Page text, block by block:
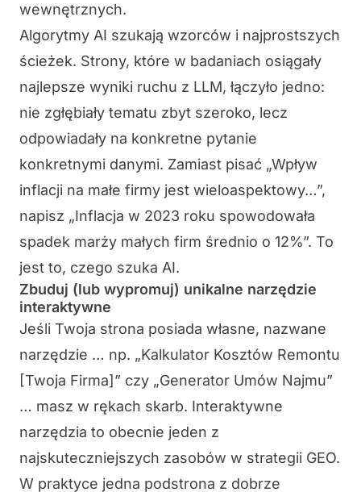
wewnętrznych.
Algorytmy AI szukają wzorców i najprostszych
ścieżek. Strony, które w badaniach osiągały
najlepsze wyniki ruchu z LLM, łączyło jedno:
nie zgłębiały tematu zbyt szeroko, lecz
odpowiadały na konkretne pytanie
konkretnymi danymi. Zamiast pisać „Wpływ
inflacji na małe firmy jest wieloaspektowy…”,
napisz „Inflacja w 2023 roku spowodowała
spadek marży małych firm średnio o 12%”. To
jest to, czego szuka AI.
Zbuduj (lub wypromuj) unikalne narzędzie
interaktywne
Jeśli Twoja strona posiada własne, nazwane
narzędzie … np. „Kalkulator Kosztów Remontu
[Twoja Firma]” czy „Generator Umów Najmu”
… masz w rękach skarb. Interaktywne
narzędzia to obecnie jeden z
najskuteczniejszych zasobów w strategii GEO.
W praktyce jedna podstrona z dobrze